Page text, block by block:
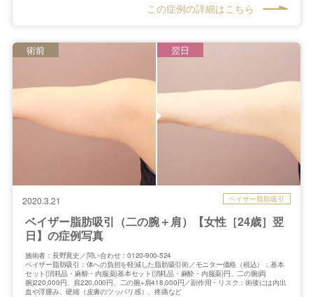
この症例の詳細はこちら
2020.3.21 ベイザー脂肪吸引
ベイザー脂肪吸引（二の腕＋肩）【女性［24歳］翌
日】の症例写真
術前 翌日
施術者：長野寛史／問い合わせ：0120-900-524
ベイザー脂肪吸引：体への負担を軽減した脂肪吸引術／モニター価格（税込）：基本
セット(消耗品・麻酔・内服薬)基本セット(消耗品・麻酔・内服薬)円、二の腕(両
腕)220,000円、肩220,000円、二の腕+肩418,000円／副作用・リスク：術後には内出
血や浮腫み、硬縮（皮膚のツッパリ感）、疼痛など